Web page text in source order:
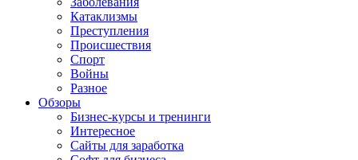
Катаклизмы
Преступления
Происшествия
Спорт
Войны
Разное
Обзоры
Бизнес-курсы и тренинги
Интересное
Сайты для заработка